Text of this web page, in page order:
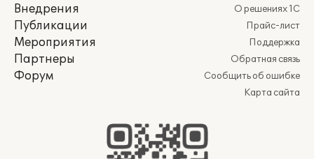
Внедрения
Публикации
Мероприятия
Партнеры
Форум
О решениях 1С
Прайс-лист
Поддержка
Обратная связь
Сообщить об ошибке
Карта сайта